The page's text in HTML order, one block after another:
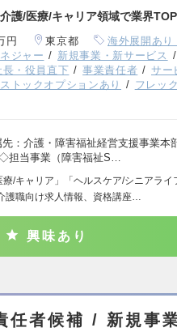
護/医療/キャリア領域で業界
円 東京都 海外展開あり
ジャー 新規事業・新サービス
長・役員直下 事業責任者 サー
ストックオプションあり フレッ
：介護・障害福祉経営支援事業本
担当事業（障害福祉S…
療/キャリア」「ヘルスケア/シニアラ
護職向け求人情報、資格講座…
興味あり
任者候補 / 新規事